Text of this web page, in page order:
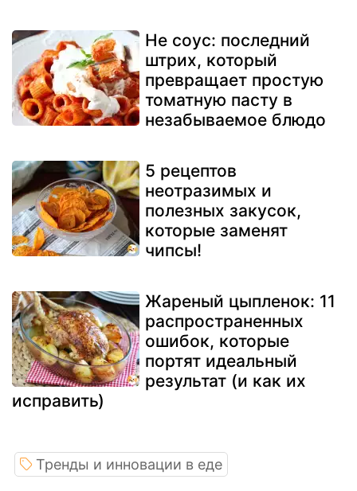
Не соус: последний
штрих, который
превращает простую
томатную пасту в
незабываемое блюдо
5 рецептов
неотразимых и
полезных закусок,
которые заменят
чипсы!
Жареный цыпленок: 11
распространенных
ошибок, которые
портят идеальный
результат (и как их
исправить)
Тренды и инновации в еде